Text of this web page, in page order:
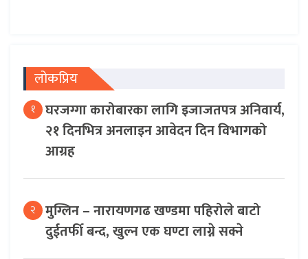
लोकप्रिय
१ घरजग्गा कारोबारका लागि इजाजतपत्र अनिवार्य,
२१ दिनभित्र अनलाइन आवेदन दिन विभागको
आग्रह
२ मुग्लिन – नारायणगढ खण्डमा पहिरोले बाटो
दुईतर्फी बन्द, खुल्न एक घण्टा लाग्ने सक्ने